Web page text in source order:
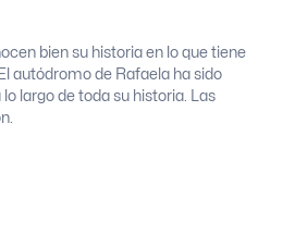
bien su historia en lo que tiene
autódromo de Rafaela ha sido
largo de toda su historia. Las